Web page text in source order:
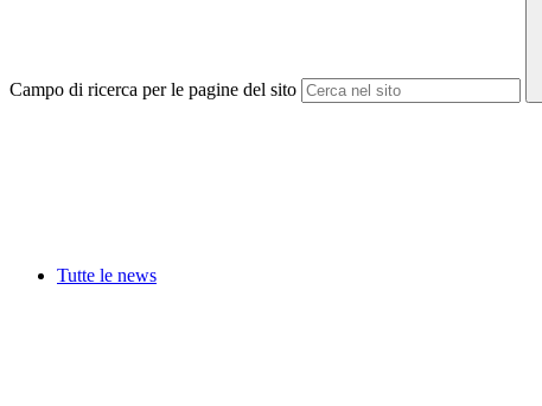
Campo di ricerca per le pagine del sito
Tutte le news